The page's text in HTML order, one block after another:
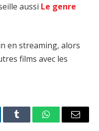
aussi Le genre
en streaming, alors
films avec les
Tumblr WhatsAppEmail